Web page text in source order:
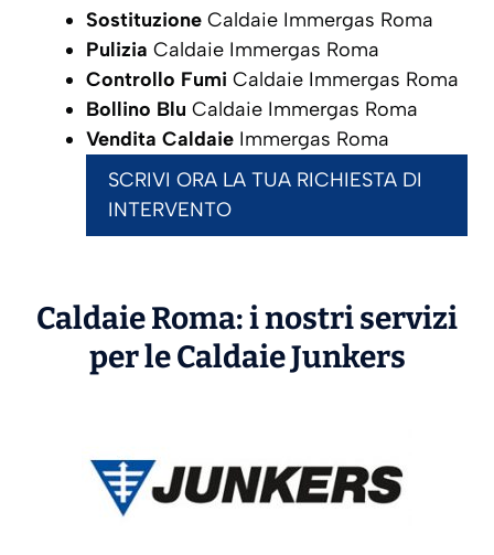
Sostituzione Caldaie Immergas Roma
Pulizia Caldaie Immergas Roma
Controllo Fumi Caldaie Immergas Roma
Bollino Blu Caldaie Immergas Roma
Vendita Caldaie Immergas Roma
SCRIVI ORA LA TUA RICHIESTA DI
INTERVENTO
Caldaie Roma: i nostri servizi
per le CaldaieJunkers